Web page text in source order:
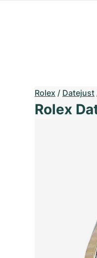
Rolex / Datejust
Rolex